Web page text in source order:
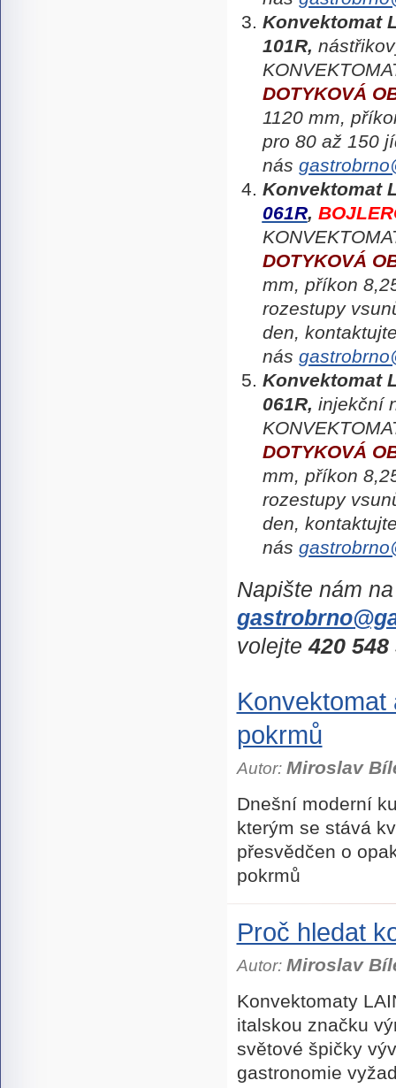
Konvektomat
101R,
DOTYKOVÁ
1120 mm,
pro 80 až 150
nás
Konvektomat
061R,
DOTYKOVÁ
mm, příkon
rozestupy
den,
nás
Konvektomat
061R, injekční
DOTYKOVÁ
mm, příkon
rozestupy
den,
nás
Napište nám na
volejte420548
Konvektomat
pokrmů
Autor: Miroslav
Dnešní moderní
kterým se stává
přesvědčen o
pokrmů
Proč hledat
Autor: Miroslav
Konvektomaty
italskou značku
světové špičky
gastronomie